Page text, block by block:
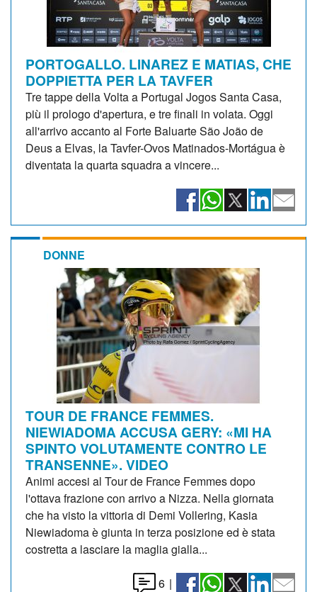
PORTOGALLO. LINAREZ E MATIAS, CHE
DOPPIETTA PER LA TAVFER
Tre tappe della Volta a Portugal Jogos Santa Casa,
più il prologo d'apertura, e tre finali in volata. Oggi
all'arrivo accanto al Forte Baluarte São João de
Deus a Elvas, la Tavfer-Ovos Matinados-Mortágua è
diventata la quarta squadra a vincere...
DONNE
TOUR DE FRANCE FEMMES.
NIEWIADOMA ACCUSA GERY: «MI HA
SPINTO VOLUTAMENTE CONTRO LE
TRANSENNE». VIDEO
Animi accesi al Tour de France Femmes dopo
l'ottava frazione con arrivo a Nizza. Nella giornata
che ha visto la vittoria di Demi Vollering, Kasia
Niewiadoma è giunta in terza posizione ed è stata
costretta a lasciare la maglia gialla...
6 |